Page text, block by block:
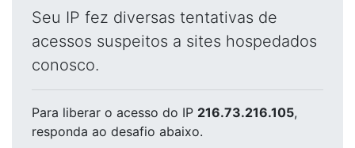
Seu IP fez diversas tentativas de
acessos suspeitos a sites hospedados
conosco.
Para liberar o acesso do IP 216.73.216.105,
responda ao desafio abaixo.